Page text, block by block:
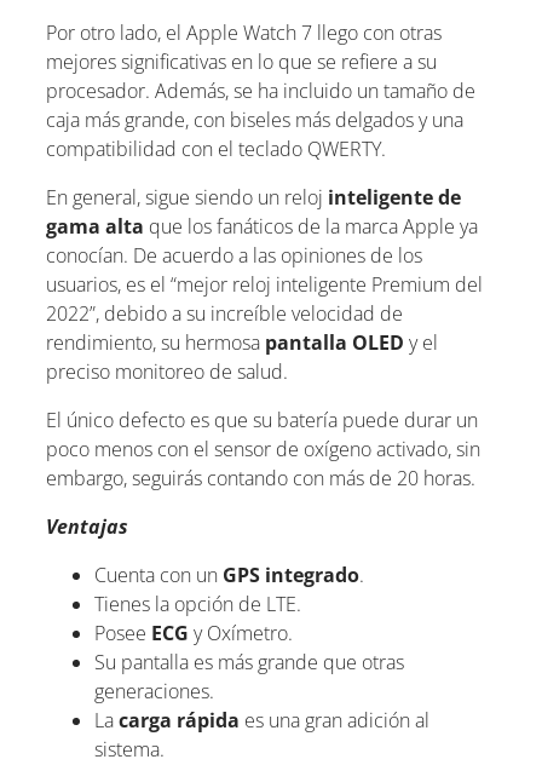
Por otro lado, el Apple Watch 7 llego con otras
mejores significativas en lo que se refiere a su
procesador. Además, se ha incluido un tamaño de
caja más grande, con biseles más delgados y una
compatibilidad con el teclado QWERTY.
En general, sigue siendo un reloj inteligente de
gama alta que los fanáticos de la marca Apple ya
conocían. De acuerdo a las opiniones de los
usuarios, es el “mejor reloj inteligente Premium del
2022”, debido a su increíble velocidad de
rendimiento, su hermosa pantalla OLED y el
preciso monitoreo de salud.
El único defecto es que su batería puede durar un
poco menos con el sensor de oxígeno activado, sin
embargo, seguirás contando con más de 20 horas.
Ventajas
Cuenta con un GPS integrado.
Tienes la opción de LTE.
Posee ECG y Oxímetro.
Su pantalla es más grande que otras
generaciones.
Lacarga rápida es una gran adición al
sistema.